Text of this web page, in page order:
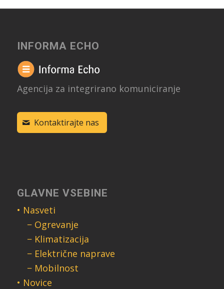
INFORMA ECHO
Agencija za integrirano komuniciranje
Kontaktirajte nas
GLAVNE VSEBINE
• Nasveti
− Ogrevanje
− Klimatizacija
− Električne naprave
− Mobilnost
• Novice